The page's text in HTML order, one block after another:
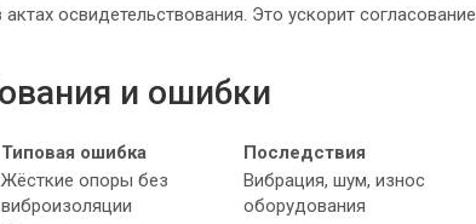
освидетельствования. Это ускорит согласование
и ошибки
Типовая ошибка
Последствия
Жёсткие опоры без
виброизоляции
Вибрация, шум, износ
оборудования